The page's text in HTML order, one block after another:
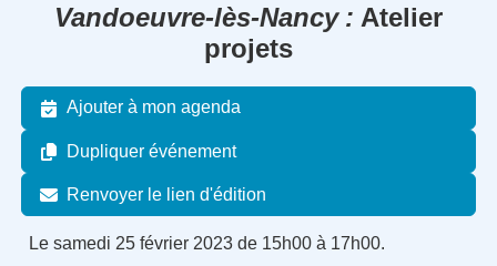
Vandoeuvre-lès-Nancy
Atelier
projets
Ajouter à mon agenda
Dupliquer événement
Renvoyer le lien d'édition
Le samedi 25 février 2023 de 15h00 à 17h00.